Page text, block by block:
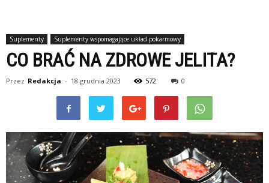
Suplementy Suplementy wspomagające układ pokarmowy
CO BRAĆ NA ZDROWE JELITA?
Przez Redakcja - 18 grudnia 2023 572 0